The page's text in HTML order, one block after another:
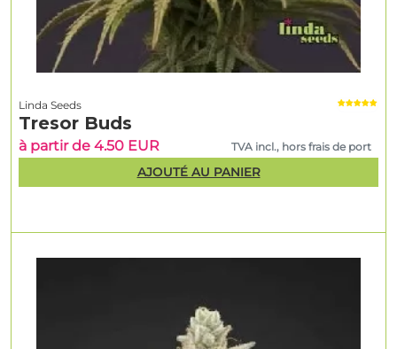
Linda Seeds
Tresor Buds
à partir de 4.50 EUR TVA incl., hors frais de port
AJOUTÉ AU PANIER